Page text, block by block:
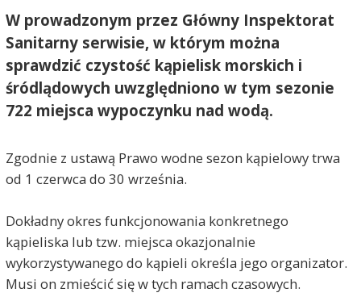
W prowadzonym przez Główny Inspektorat
Sanitarny serwisie, w którym można
sprawdzić czystość kąpielisk morskich i
śródlądowych uwzględniono w tym sezonie
722 miejsca wypoczynku nad wodą.
Zgodnie z ustawą Prawo wodne sezon kąpielowy trwa
od 1 czerwca do 30 września.
Dokładny okres funkcjonowania konkretnego
kąpieliska lub tzw. miejsca okazjonalnie
wykorzystywanego do kąpieli określa jego organizator.
Musi on zmieścić się w tych ramach czasowych.